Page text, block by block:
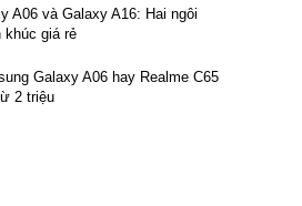
A06 và Galaxy A16: Hai ngôi
khúc giá rẻ
Galaxy A06 hay Realme C65
2 triệu